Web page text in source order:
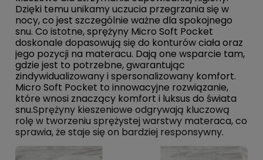
Dzięki temu unikamy uczucia przegrzania się w
nocy, co jest szczególnie ważne dla spokojnego
snu. Co istotne, sprężyny Micro Soft Pocket
doskonale dopasowują się do konturów ciała oraz
jego pozycji na materacu. Dają one wsparcie tam,
gdzie jest to potrzebne, gwarantując
zindywidualizowany i spersonalizowany komfort.
Micro Soft Pocket to innowacyjne rozwiązanie,
które wnosi znaczący komfort i luksus do świata
snu.Sprężyny kieszeniowe odgrywają kluczową
rolę w tworzeniu sprężystej warstwy materaca, co
sprawia, że staje się on bardziej responsywny.